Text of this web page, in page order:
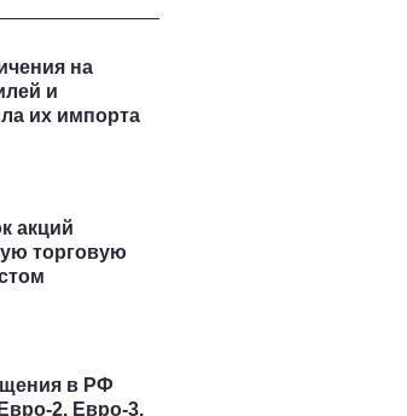
на
и
их импорта
акций
торговую
в РФ
2, Евро-3,